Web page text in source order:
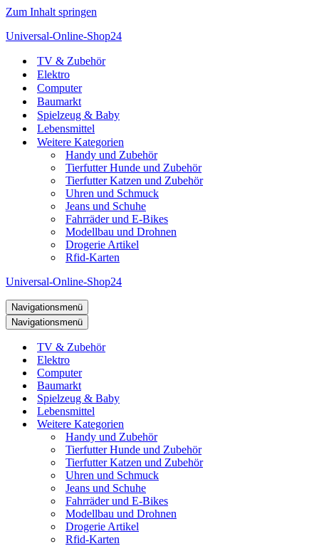
Zum Inhalt springen
Universal-Online-Shop24
TV & Zubehör
Elektro
Computer
Baumarkt
Spielzeug & Baby
Lebensmittel
Weitere Kategorien
Handy und Zubehör
Tierfutter Hunde und Zubehör
Tierfutter Katzen und Zubehör
Uhren und Schmuck
Jeans und Schuhe
Fahrräder und E-Bikes
Modellbau und Drohnen
Drogerie Artikel
Rfid-Karten
Universal-Online-Shop24
Navigationsmenü
Navigationsmenü
TV & Zubehör
Elektro
Computer
Baumarkt
Spielzeug & Baby
Lebensmittel
Weitere Kategorien
Handy und Zubehör
Tierfutter Hunde und Zubehör
Tierfutter Katzen und Zubehör
Uhren und Schmuck
Jeans und Schuhe
Fahrräder und E-Bikes
Modellbau und Drohnen
Drogerie Artikel
Rfid-Karten